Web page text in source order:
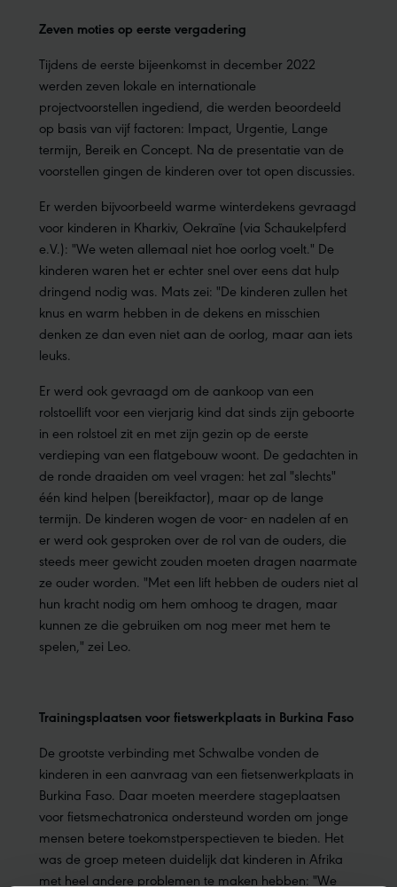
Zeven moties op eerste vergadering
Tijdens de eerste bijeenkomst in december 2022
werden zeven lokale en internationale
projectvoorstellen ingediend, die werden beoordeeld
op basis van vijf factoren: Impact, Urgentie, Lange
termijn, Bereik en Concept. Na de presentatie van de
voorstellen gingen de kinderen over tot open discussies.
Er werden bijvoorbeeld warme winterdekens gevraagd
voor kinderen in Kharkiv, Oekraïne (via Schaukelpferd
e.V.): "We weten allemaal niet hoe oorlog voelt." De
kinderen waren het er echter snel over eens dat hulp
dringend nodig was. Mats zei: "De kinderen zullen het
knus en warm hebben in de dekens en misschien
denken ze dan even niet aan de oorlog, maar aan iets
leuks.
Er werd ook gevraagd om de aankoop van een
rolstoellift voor een vierjarig kind dat sinds zijn geboorte
in een rolstoel zit en met zijn gezin op de eerste
verdieping van een flatgebouw woont. De gedachten in
de ronde draaiden om veel vragen: het zal "slechts"
één kind helpen (bereikfactor), maar op de lange
termijn. De kinderen wogen de voor- en nadelen af en
er werd ook gesproken over de rol van de ouders, die
steeds meer gewicht zouden moeten dragen naarmate
ze ouder worden. "Met een lift hebben de ouders niet al
hun kracht nodig om hem omhoog te dragen, maar
kunnen ze die gebruiken om nog meer met hem te
spelen," zei Leo.
Trainingsplaatsen voor fietswerkplaats in Burkina Faso
De grootste verbinding met Schwalbe vonden de
kinderen in een aanvraag van een fietsenwerkplaats in
Burkina Faso. Daar moeten meerdere stageplaatsen
voor fietsmechatronica ondersteund worden om jonge
mensen betere toekomstperspectieven te bieden. Het
was de groep meteen duidelijk dat kinderen in Afrika
met heel andere problemen te maken hebben: "We